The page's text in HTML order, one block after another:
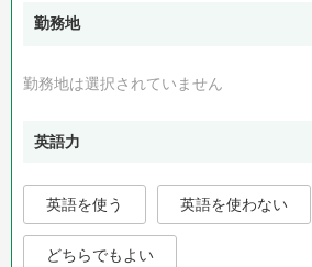
勤務地
勤務地は選択されていません
英語力
英語を使う 英語を使わない
どちらでもよい